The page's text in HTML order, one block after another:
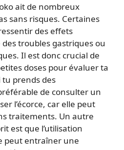
ait de nombreux
sans risques. Certaines
des effets
troubles gastriques ou
Il est donc crucial de
doses pour évaluer ta
tu prends des
de consulter un
l’écorce, car elle peut
traitements. Un autre
est que l’utilisation
peut entraîner une